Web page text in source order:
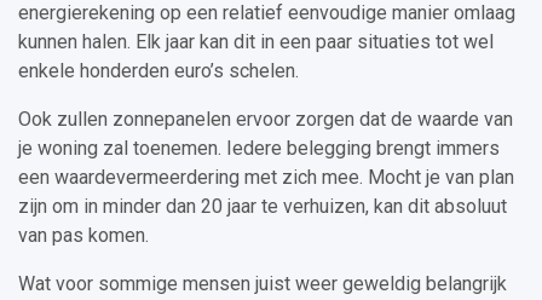
energierekening op een relatief eenvoudige manier omlaag
kunnen halen. Elk jaar kan dit in een paar situaties tot wel
enkele honderden euro’s schelen.
Ook zullen zonnepanelen ervoor zorgen dat de waarde van
je woning zal toenemen. Iedere belegging brengt immers
een waardevermeerdering met zich mee. Mocht je van plan
zijn om in minder dan 20 jaar te verhuizen, kan dit absoluut
van pas komen.
Wat voor sommige mensen juist weer geweldig belangrijk